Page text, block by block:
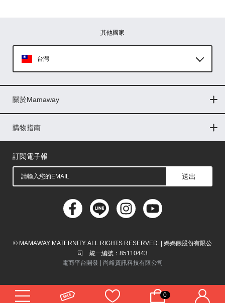
0
其他國家
台灣
印尼
菲律賓
馬來西亞
關於Mamaway
門市據點
最新消息
品牌故事
人力招募
媒體花絮
隱私權聲明
CSR企業社會責任
購物指南
購物常見問題
退換貨問題
儲值金使用條款
購買儲值金
發票問題
會員權益
線上留言
吸乳器-免費體驗
訂閱電子報
送出
© MAMAWAY MATERNITY. ALL RIGHTS RESERVED. | 媽媽餵股份有限公
司 統一編號：85110443
電商平台開發 |
尚峪資訊科技有限公司